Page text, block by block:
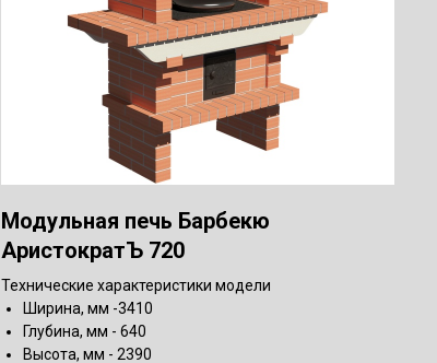
Модульная печь Барбекю
АристократЪ 720
Технические характеристики модели
Ширина, мм -3410
Глубина, мм - 640
Высота, мм - 2390